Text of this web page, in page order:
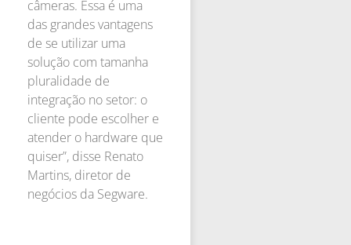
câmeras. Essa é uma
das grandes vantagens
de se utilizar uma
solução com tamanha
pluralidade de
integração no setor: o
cliente pode escolher e
atender o hardware que
quiser”, disse Renato
Martins, diretor de
negócios da Segware.